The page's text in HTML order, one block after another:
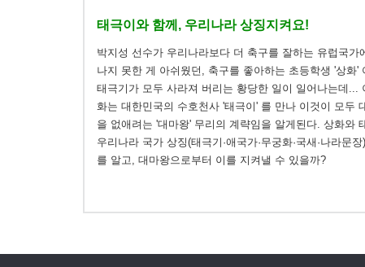
태극이와 함께, 우리나라 상징지켜요!
박지성 선수가 우리나라보다 더 축구를 잘하는 유럽국가
나지 못한 게 아쉬웠던, 축구를 좋아하는 초등학생 '상화'
태극기가 모두 사라져 버리는 황당한 일이 일어나는데...
화는 대한민국의 수호천사 '태극이' 를 만나 이것이 모두
을 없애려는 '대마왕' 무리의 계략임을 알게된다. 상화와
우리나라 국가 상징(태극기·애국가·무궁화·국새·나라문
를 알고, 대마왕으로부터 이를 지켜낼 수 있을까?